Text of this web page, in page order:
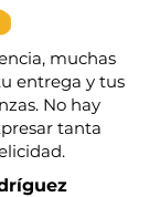
muchas
entrega y tus
No hay
tanta